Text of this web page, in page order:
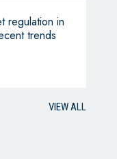
regulation in
trends
VIEW ALL